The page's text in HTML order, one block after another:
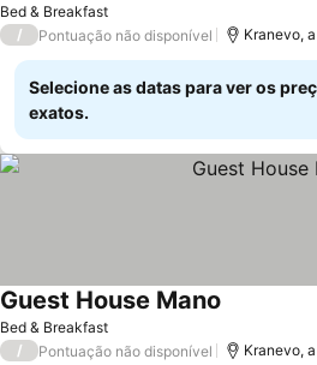
Bed & Breakfast
/ Pontuação não disponível Kranevo,
Selecione as datas para ver os
exatos.
Bed & Breakfast
Guest House Mano
/ Pontuação não disponível Kranevo,